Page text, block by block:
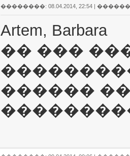
��������: 08.04.2014, 22:54 |
Artem, Barbara
�� ���
������